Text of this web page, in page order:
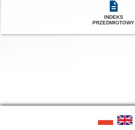
INDEKS
PRZEDMIOTOWY